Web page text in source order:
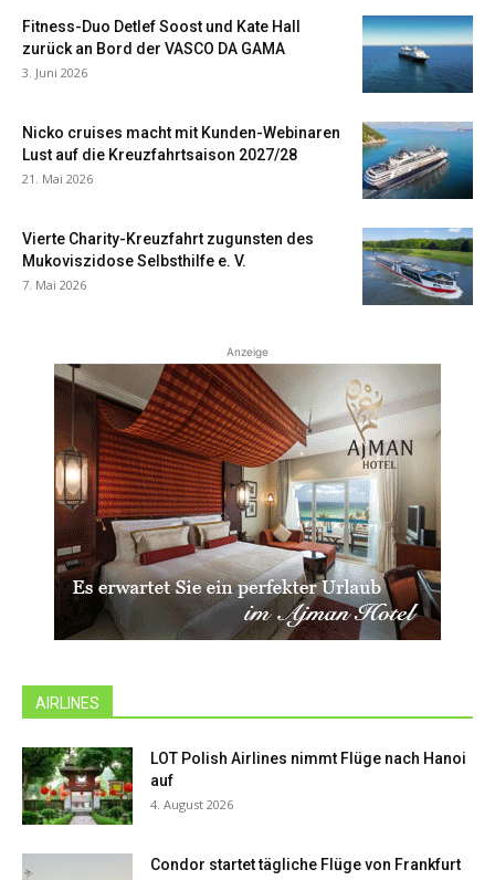
Fitness-Duo Detlef Soost und Kate Hall
zurück an Bord der VASCO DA GAMA
3. Juni 2026
Nicko cruises macht mit Kunden-Webinaren
Lust auf die Kreuzfahrtsaison 2027/28
21. Mai 2026
Vierte Charity-Kreuzfahrt zugunsten des
Mukoviszidose Selbsthilfe e. V.
7. Mai 2026
Anzeige
AIRLINES
LOT Polish Airlines nimmt Flüge nach Hanoi
auf
4. August 2026
Condor startet tägliche Flüge von Frankfurt